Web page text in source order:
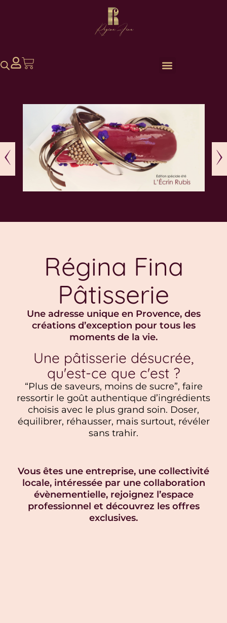
Régina Fina
Pâtisserie
Une adresse unique en Provence, des
créations d’exception pour tous les
moments de la vie.
Une pâtisserie désucrée,
qu'est-ce que c'est ?
“Plus de saveurs, moins de sucre”, faire
ressortir le goût authentique d’ingrédients
choisis avec le plus grand soin. Doser,
équilibrer, réhausser, mais surtout, révéler
sans trahir.
Vous êtes une entreprise, une collectivité
locale, intéressée par une collaboration
évènementielle, rejoignez l’espace
professionnel et découvrez les offres
exclusives.